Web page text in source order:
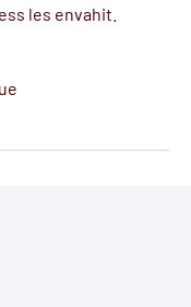
les envahit.